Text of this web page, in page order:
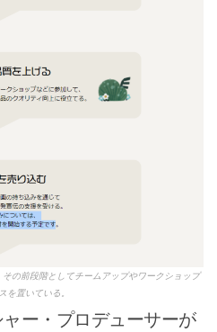
その前段階としてチームアップやワークショップ
を置いている。
ー・プロデューサーが